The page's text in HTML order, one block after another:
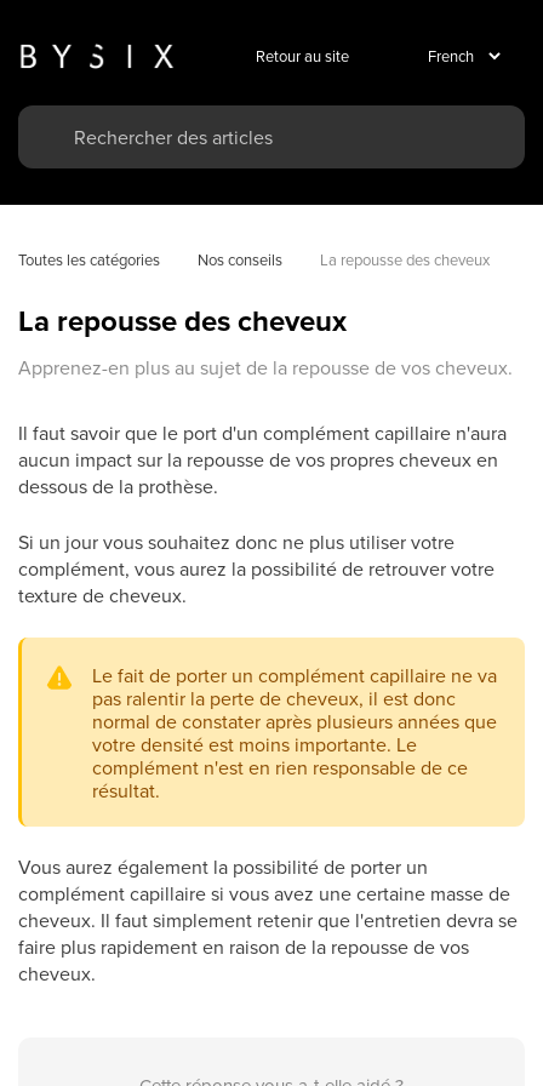
Retour au site
Toutes les catégories Nos conseils La repousse des cheveux
La repousse des cheveux
Apprenez-en plus au sujet de la repousse de vos cheveux.
Il faut savoir que le port d'un complément capillaire n'aura
aucun impact sur la repousse de vos propres cheveux en
dessous de la prothèse.
Si un jour vous souhaitez donc ne plus utiliser votre
complément, vous aurez la possibilité de retrouver votre
texture de cheveux.
Le fait de porter un complément capillaire ne va
pas ralentir la perte de cheveux, il est donc
normal de constater après plusieurs années que
votre densité est moins importante. Le
complément n'est en rien responsable de ce
résultat.
Vous aurez également la possibilité de porter un
complément capillaire si vous avez une certaine masse de
cheveux. Il faut simplement retenir que l'entretien devra se
faire plus rapidement en raison de la repousse de vos
cheveux.